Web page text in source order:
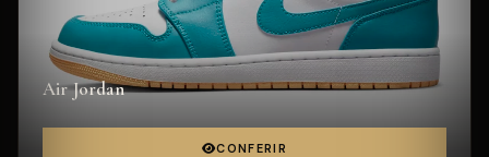
Air Jordan
CONFERIR